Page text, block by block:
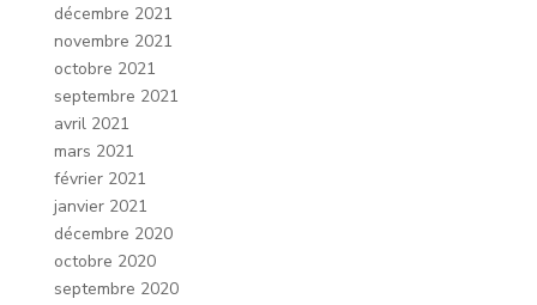
décembre 2021
novembre 2021
octobre 2021
septembre 2021
avril 2021
mars 2021
février 2021
janvier 2021
décembre 2020
octobre 2020
septembre 2020